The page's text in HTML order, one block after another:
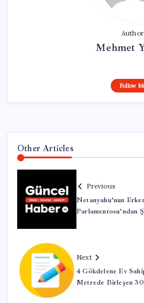
Author
Mehmet
Follow
Other Articles
Previous
Netanyahu’nun
Parlamentosu’ndan
Next
4 Gökdelene Ev
Metrede Birleşen